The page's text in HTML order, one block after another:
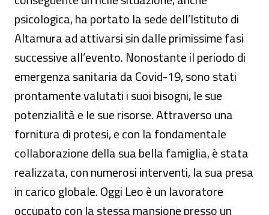
psicologica, ha portato la sede dell’Istituto di
Altamura ad attivarsi sin dalle primissime fasi
successive all’evento. Nonostante il periodo di
emergenza sanitaria da Covid-19, sono stati
prontamente valutati i suoi bisogni, le sue
potenzialità e le sue risorse. Attraverso una
fornitura di protesi, e con la fondamentale
collaborazione della sua bella famiglia, è stata
realizzata, con numerosi interventi, la sua presa
in carico globale. Oggi Leo è un lavoratore
occupato con la stessa mansione presso un